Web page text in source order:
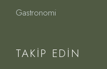
Gastronomi
TAKIP EDIN